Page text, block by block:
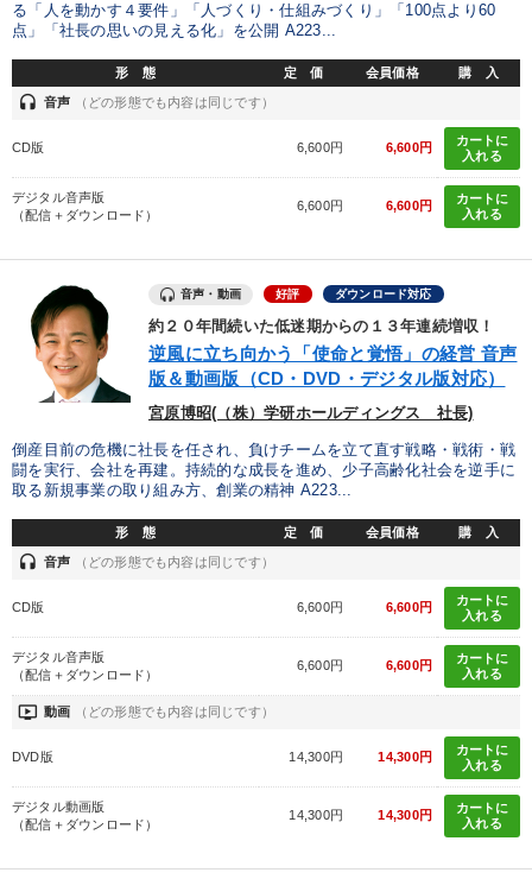
る「人を動かす４要件」「人づくり・仕組みづくり」「100点より60
点」「社長の思いの見える化」を公開 A223...
形 態 定 価 会員価格 購 入
headset 音声 （どの形態でも内容は同じです）
CD版 6,600円 6,600円
カートに
入れる
デジタル音声版
（配信＋ダウンロード）
6,600円 6,600円
カートに
入れる
音声・動画 好評 ダウンロード対応
約２０年間続いた低迷期からの１３年連続増収！
逆風に立ち向かう「使命と覚悟」の経営 音声
版＆動画版（CD・DVD・デジタル版対応）
宮原博昭(（株）学研ホールディングス 社長)
倒産目前の危機に社長を任され、負けチームを立て直す戦略・戦術・戦
闘を実行、会社を再建。持続的な成長を進め、少子高齢化社会を逆手に
取る新規事業の取り組み方、創業の精神 A223...
形 態 定 価 会員価格 購 入
headset 音声 （どの形態でも内容は同じです）
CD版 6,600円 6,600円
カートに
入れる
デジタル音声版
（配信＋ダウンロード）
6,600円 6,600円
カートに
入れる
ondemand_video 動画 （どの形態でも内容は同じです）
DVD版 14,300円 14,300円
カートに
入れる
デジタル動画版
（配信＋ダウンロード）
14,300円 14,300円
カートに
入れる